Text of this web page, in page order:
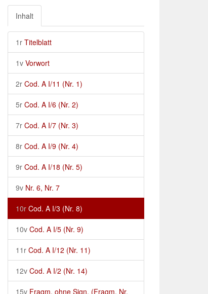
Inhalt
1r Titelblatt
1v Vorwort
2r Cod. A I/11 (Nr. 1)
5r Cod. A I/6 (Nr. 2)
7r Cod. A I/7 (Nr. 3)
8r Cod. A I/9 (Nr. 4)
9r Cod. A I/18 (Nr. 5)
9v Nr. 6, Nr. 7
10r Cod. A I/3 (Nr. 8)
10v Cod. A I/5 (Nr. 9)
11r Cod. A I/12 (Nr. 11)
12v Cod. A I/2 (Nr. 14)
15v Fragm. ohne Sign. (Fragm. Nr.